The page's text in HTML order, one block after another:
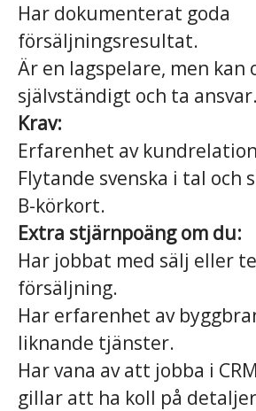
Har dokumenterat goda
försäljningsresultat.
Är en lagspelare, men kan
självständigt och ta ansvar.
Krav:
Erfarenhet av
Flytande svenska i tal och
B-körkort.
Extra stjärnpoäng om du:
Har jobbat med sälj eller
försäljning.
Har erfarenhet av
liknande tjänster.
Har vana av att jobba i
gillar att ha koll på